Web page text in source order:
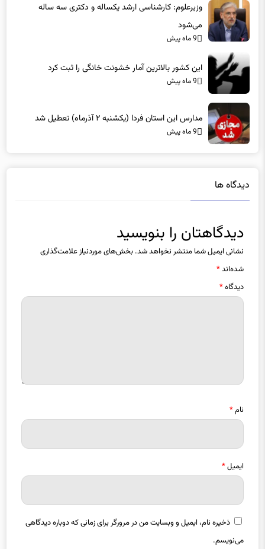
وزیرعلوم: کارشناسی ارشد یکساله و دکتری سه ساله
می‌شود
9 ماه پیش
این کشور بالاترین آمار خشونت خانگی را ثبت کرد
9 ماه پیش
مدارس این استان فردا (یکشنبه ۲ آذرماه) تعطیل شد
9 ماه پیش
دیدگاه ها
دیدگاهتان را بنویسید
نشانی ایمیل شما منتشر نخواهد شد. بخش‌های موردنیاز علامت‌گذاری
شده‌اند*
دیدگاه*
نام*
ایمیل*
ذخیره نام، ایمیل و وبسایت من در مرورگر برای زمانی که دوباره دیدگاهی
می‌نویسم.